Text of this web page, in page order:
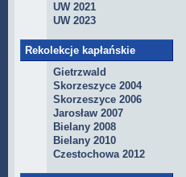
UW 2021
UW 2023
Rekolekcje kapłańskie
Gietrzwald
Skorzeszyce 2004
Skorzeszyce 2006
Jarosław 2007
Bielany 2008
Bielany 2010
Czestochowa 2012